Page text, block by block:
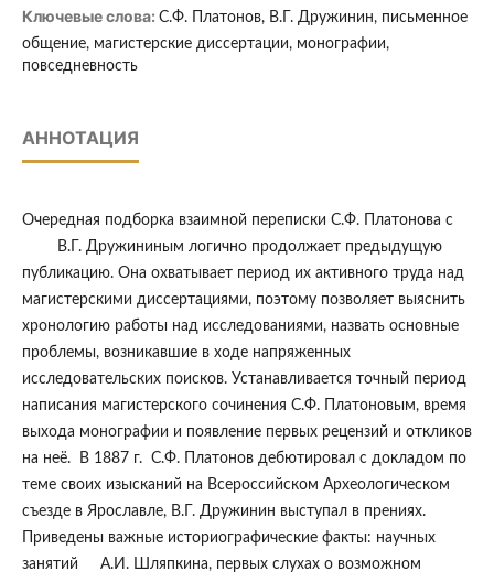
Ключевые слова: С.Ф. Платонов, В.Г. Дружинин, письменное
общение, магистерские диссертации, монографии,
повседневность
АННОТАЦИЯ
Очередная подборка взаимной переписки С.Ф. Платонова с
В.Г. Дружининым логично продолжает предыдущую
публикацию. Она охватывает период их активного труда над
магистерскими диссертациями, поэтому позволяет выяснить
хронологию работы над исследованиями, назвать основные
проблемы, возникавшие в ходе напряженных
исследовательских поисков. Устанавливается точный период
написания магистерского сочинения С.Ф. Платоновым, время
выхода монографии и появление первых рецензий и откликов
на неё. В 1887 г. С.Ф. Платонов дебютировал с докладом по
теме своих изысканий на Всероссийском Археологическом
съезде в Ярославле, В.Г. Дружинин выступал в прениях.
Приведены важные историографические факты: научных
занятий А.И. Шляпкина, первых слухах о возможном